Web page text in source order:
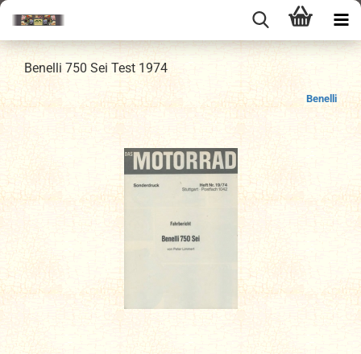
Benelli 750 Sei Test 1974
Benelli